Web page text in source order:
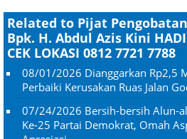
Related to Pijat
Bpk. H. Abdul Azis Kini
CEK LOKASI 0812 7721 7788
08/01/2026 Dianggarkan Rp2,5
Perbaiki Kerusakan Ruas Jalan
07/24/2026 Bersih-bersih Alun-
Ke-25 Partai Demokrat, Omah